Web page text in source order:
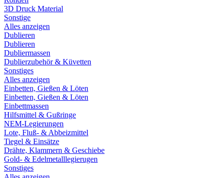
3D Druck Material
Sonstige
Alles anzeigen
Dublieren
Dublieren
Dubliermassen
Dublierzubehör & Küvetten
Sonstiges
Alles anzeigen
Einbetten, Gießen & Löten
Einbetten, Gießen & Löten
Einbettmassen
Hilfsmittel & Gußringe
NEM-Legierungen
Lote, Fluß- & Abbeizmittel
Tiegel & Einsätze
Drähte, Klammern & Geschiebe
Gold- & Edelmetalllegierugen
Sonstiges